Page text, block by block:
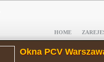
HOME
Okna PCV